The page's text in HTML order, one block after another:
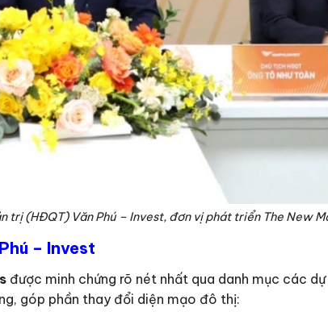
trị (HĐQT) Văn Phú – Invest, đơn vị phát triển The New
– Invest
được minh chứng rõ nét nhất qua danh mục các
góp phần thay đổi diện mạo đô thị: